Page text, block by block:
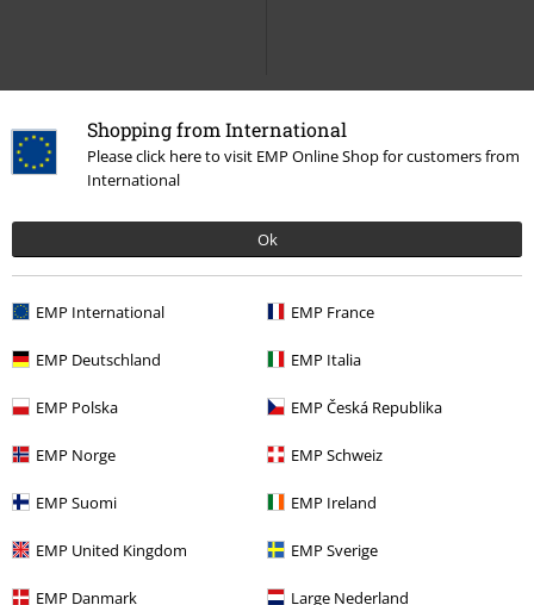
Shopping from International
Please click here to visit EMP Online Shop for customers from
International
Ok
EMP International EMP France
EMP Deutschland EMP Italia
EMP Polska EMP Česká Republika
EMP Norge EMP Schweiz
EMP Suomi EMP Ireland
EMP United Kingdom EMP Sverige
EMP Danmark Large Nederland
20%
E-Mail Newsletter
teď!Více
Tímto souhlasím se zasíláním EMP Newslettru a souhlasím s tím, že
pravidelně mi posílat informace o svých produktech. Mé osobní údaje
Můj souhlas mohu kdykoliv odvolat na odhlašovací odkaz/link.
Unsubscribe